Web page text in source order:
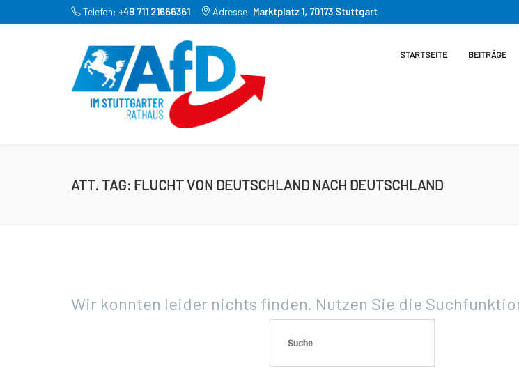
Telefon: +49 711 21666361 Adresse: Marktplatz 1, 70173 Stuttgart
STARTSEITE BEITRÄGE
ATT. TAG: FLUCHT VON DEUTSCHLAND NACH DEUTSCHLAND
Wir konnten leider nichts finden. Nutzen Sie die